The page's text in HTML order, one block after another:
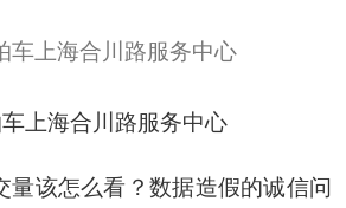
上海合川路服务中心
量该怎么看？数据造假的诚信问